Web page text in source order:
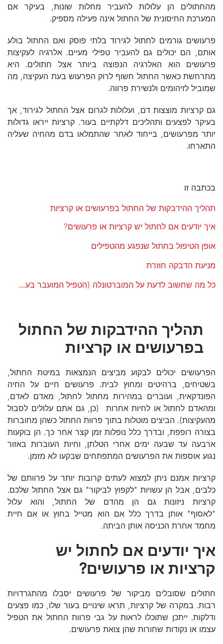
מהחתולים הן עלולות להעביר מחלות שונות, בעיקר אם
המערכת החיסונית של החתול אינה פעילה מספיק.
פרעושים גורמים לחתול לגירוד בלתי פוסק ואם החתול בולע
אותם, הם יכולים גם להעביר טפילי מעיים. אלרגיה לעקיצות
פרעושים הוא האלרגיה הנפוצה ביותר אצל חתולים. היא
מתרחשת כאשר החתול חשוף לרוק הפרעוש בעת העקיצה, מה
שמוביל לזיהומים ולנשירת פרווה.
גם קרציות מוצצות דם, ועלולות לגרום אצל החתול לגירוד, אך
בעיקר לפצעים ותהליכים דלקתיים בעור. קרציות ייראו גדולות
יותר מפרעושים, בייחוד לאחר שהתמלאו בדם מהחיה שעליה
התארחו.
בכתבה זו
תהליך ההידבקות של החתול בפרעושים או קרציות
איך יודעים אם לחתול יש קרציות או פרעושים?
אופן הטיפול בחתול שנפגע מהטפילים
מניעת הדבקה חוזרת
כל מה שחשוב לדעת על המוברטונלה (הטפיל המועבר בעקיצת פרעוש)
תהליך ההידבקות של החתול
בפרעושים או קרציות
הפרעושים יכולים לבקוע מביצים הנמצאות במיטת החתול,
בשטיחים, ברהיטים ומחוץ לבית. פרעושים חיים על החיה
הפונדקאית, ועוברים במהירות מחתול לחתול, מאדם לאדם,
ומהאדם לחתול או לחיות אחרות (כן, גם אתם עלולים לסבול
מהעקיצות). הביצים מוטלות בתוך פרוות החתול כשהן מחוברות
בצורה רופפת, ובדרך כלל נופלות זמן קצר אחר כך. הן בוקעות
ארבעה עד שבעה ימים אחרי הטלתן, וחיות העוברות באזור
נגוע אוספות את הפרעושים המתפתחים שבקעו לא מזמן.
קרציות אמנם ניתן למצוא לעתים קרובות יותר על פרוותם של
כלבים, אבל הן עשויות "לקפוץ לביקור" גם אצל החתול שלכם.
קרציות ניזונות גם הן מהדם של החתול, והוא עלול
"לאסוף" אותן בדרך כלל אם הוא מטייל בחוץ או אם חיית
מחמד אחרת הכניסה אותן הביתה.
איך יודעים אם לחתול יש
קרציות או פרעושים?
חתולים שסובלים מביקור של פרעושים יסבלו מהתגרדויות
רבות. במקרה של קרציות, תראו שינויים בעור שלו, כמו פצעים
ודלקות. ייתכן שתוכלו לראות על גבי פרוות החתול את הטפיל
עצמו או נקודות שחורות שהן צואת פרעושים.